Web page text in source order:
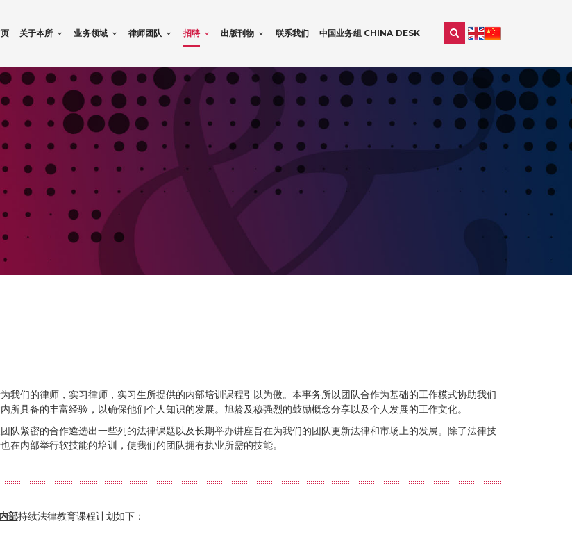
关于本所 业务领域 律师团队 招聘 出版刊物 联系我们 中国业务组 CHINA DESK
我们的律师，实习律师，实习生所提供的内部培训课程引以为傲。本事务所以团队合作为基础的工作模式协助我们
所具备的丰富经验，以确保他们个人知识的发展。旭龄及穆强烈的鼓励概念分享以及个人发展的工作文化。
队紧密的合作遴选出一些列的法律课题以及长期举办讲座旨在为我们的团队更新法律和市场上的发展。除了法律技
在内部举行软技能的培训，使我们的团队拥有执业所需的技能。
部持续法律教育课程计划如下：